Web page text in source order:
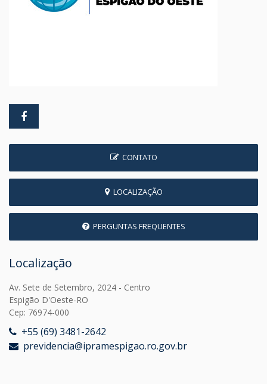
CONTATO
LOCALIZAÇÃO
PERGUNTAS FREQUENTES
Localização
Av. Sete de Setembro, 2024 - Centro
Espigão D'Oeste-RO
Cep: 76974-000
+55 (69) 3481-2642
previdencia@ipramespigao.ro.gov.br